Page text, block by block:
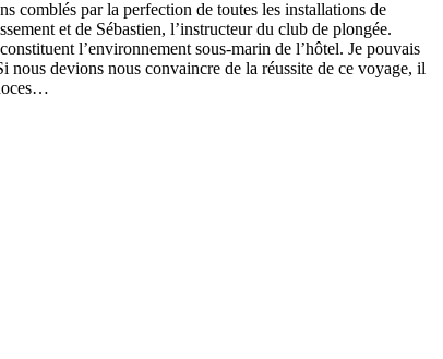
comblés par la perfection de toutes les installations de
et de Sébastien, l’instructeur du club de plongée.
l’environnement sous-marin de l’hôtel. Je pouvais
devions nous convaincre de la réussite de ce voyage, il